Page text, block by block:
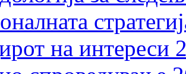
на интереси